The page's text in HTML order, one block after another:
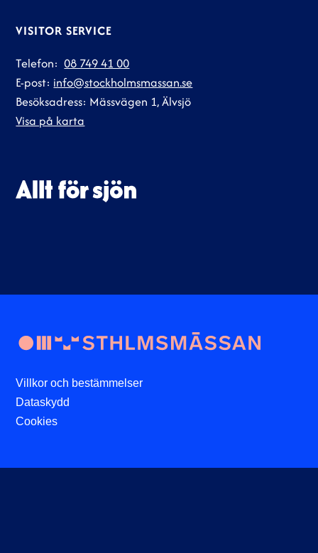
VISITOR SERVICE
Telefon:08 749 41 00
E-post: info@stockholmsmassan.se
Besöksadress: Mässvägen 1, Älvsjö
Visa på karta
Villkor och bestämmelser
Dataskydd
Cookies